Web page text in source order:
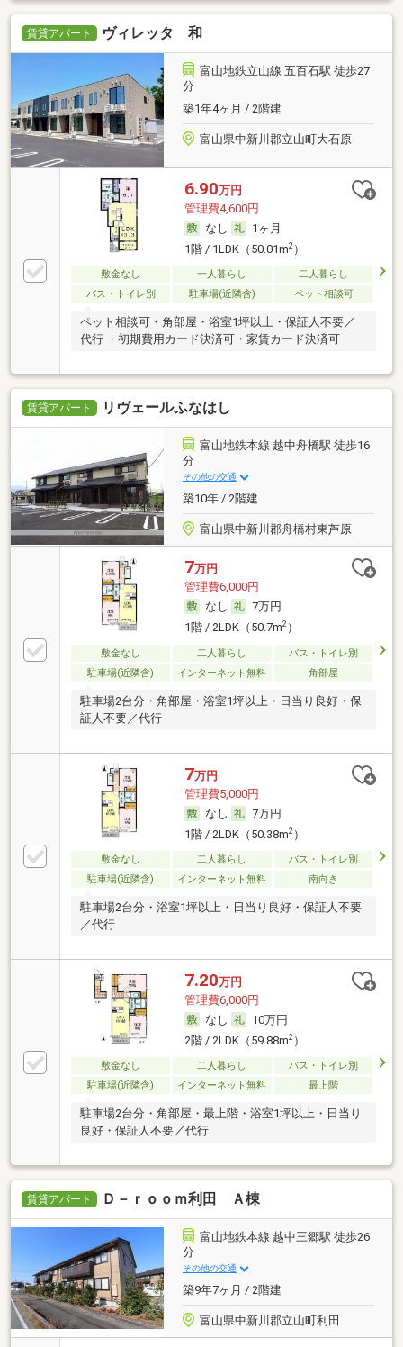
賃貸アパート ヴィレッタ 和
富山地鉄立山線 五百石駅 徒歩27
分
築1年4ヶ月 / 2階建
富山県中新川郡立山町大石原
6.90万円
管理費4,600円
なし
1ヶ月
1階 / 1LDK（50.01m2）
敷金なし 一人暮らし
二人暮らし
バス・トイレ別
駐車場(近隣含) ペット相談可
ペット相談可・角部屋・浴室1坪以上・保証人不要／
代行 ・初期費用カード決済可・家賃カード決済可
賃貸アパート リヴェールふなはし
富山地鉄本線 越中舟橋駅 徒歩16
分
その他の交通
築10年 / 2階建
富山県中新川郡舟橋村東芦原
7万円
管理費6,000円
なし
7万円
1階 / 2LDK（50.7m2）
敷金なし 二人暮らし
バス・トイレ別
駐車場(近隣含)
インターネット無料 角部屋
駐車場2台分・角部屋・浴室1坪以上・日当り良好・保
証人不要／代行
7万円
管理費5,000円
なし
7万円
1階 / 2LDK（50.38m2）
敷金なし 二人暮らし
バス・トイレ別
駐車場(近隣含)
インターネット無料 南向き
駐車場2台分・浴室1坪以上・日当り良好・保証人不要
／代行
7.20万円
管理費6,000円
なし
10万円
2階 / 2LDK（59.88m2）
敷金なし 二人暮らし
バス・トイレ別
駐車場(近隣含)
インターネット無料 最上階
駐車場2台分・角部屋・最上階・浴室1坪以上・日当り
良好・保証人不要／代行
賃貸アパート Ｄ－ｒｏｏｍ利田 Ａ棟
富山地鉄本線 越中三郷駅 徒歩26
分
その他の交通
築9年7ヶ月 / 2階建
富山県中新川郡立山町利田